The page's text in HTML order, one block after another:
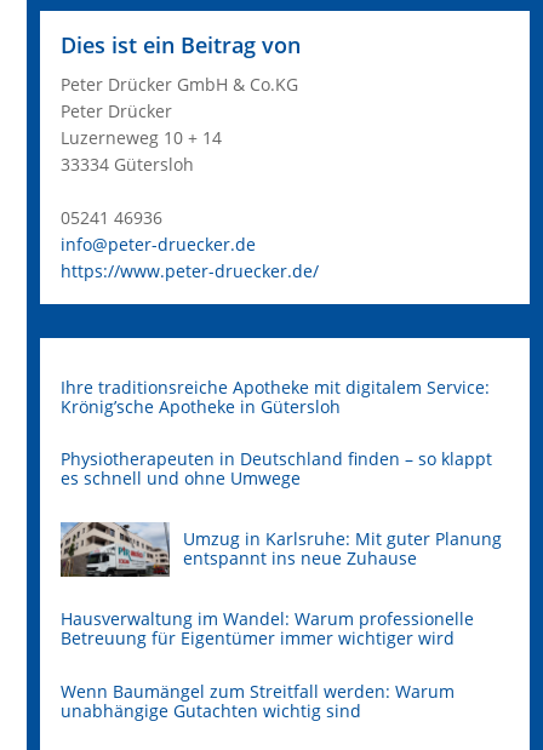
Dies ist ein Beitrag von
Peter Drücker GmbH & Co.KG
Peter Drücker
Luzerneweg 10 + 14
33334 Gütersloh
05241 46936
info@peter-druecker.de
https://www.peter-druecker.de/
Ihre traditionsreiche Apotheke mit digitalem Service:
Krönig’sche Apotheke in Gütersloh
Physiotherapeuten in Deutschland finden – so klappt
es schnell und ohne Umwege
Umzug in Karlsruhe: Mit guter Planung
entspannt ins neue Zuhause
Hausverwaltung im Wandel: Warum professionelle
Betreuung für Eigentümer immer wichtiger wird
Wenn Baumängel zum Streitfall werden: Warum
unabhängige Gutachten wichtig sind